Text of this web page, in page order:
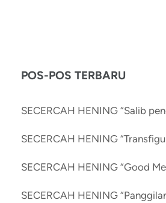
POS-POS TERBARU
SECERCAH HENING “Salib
SECERCAH HENING
SECERCAH HENING “Good
SECERCAH HENING